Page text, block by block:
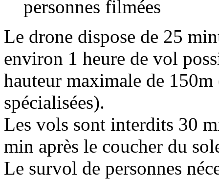
personnes filmées
Le drone dispose de 25
environ 1 heure de vol
hauteur maximale de 150m
spécialisées).
Les vols sont interdits 30
min après le coucher du
Le survol de personnes